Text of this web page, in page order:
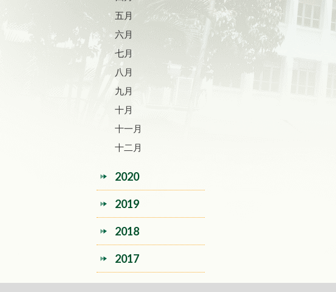
五月
六月
七月
八月
九月
十月
十一月
十二月
2020
2019
2018
2017